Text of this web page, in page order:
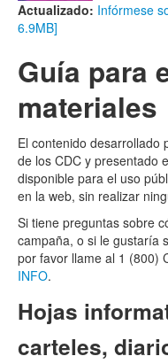
Actualizado: Infórmese
6.9MB]
Guía para
materiales
El contenido desarrollado
de los CDC y presentado
disponible para el uso
en la web, sin realizar
Si tiene preguntas sobre
campaña, o si le gustaría
por favor llame al 1 (800)
INFO.
Hojas
carteles,